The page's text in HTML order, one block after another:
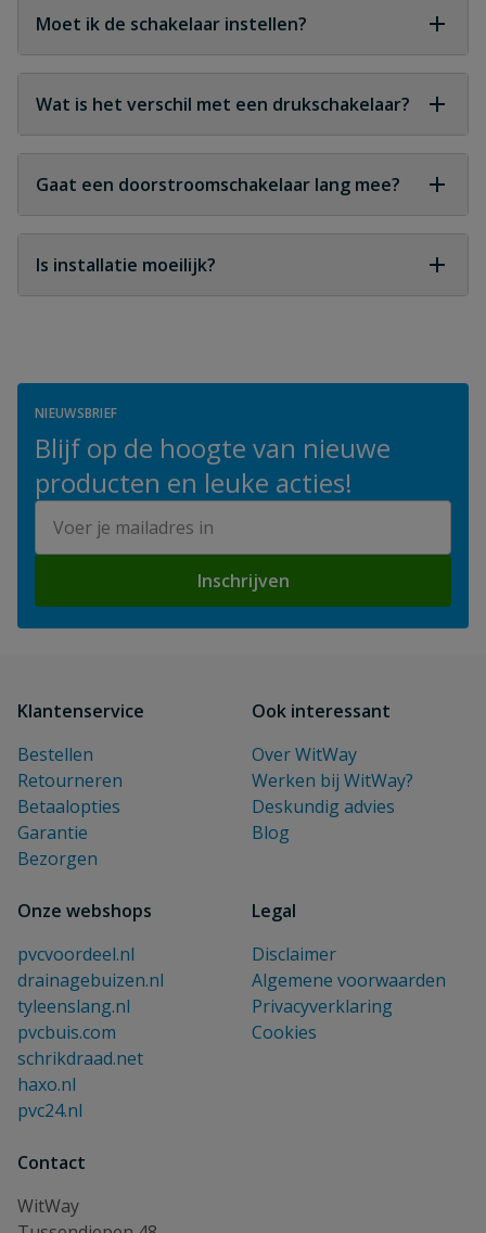
automatisch te starten en te stoppen.
Moet ik de schakelaar instellen?
De meeste schakelaars werken volledig
automatisch zonder extra instellingen.
Wat is het verschil met een drukschakelaar?
Een drukschakelaar reageert puur op druk, terwijl
een doorstroomschakelaar reageert op zowel
druk als daadwerkelijke waterdoorstroming.
Gaat een doorstroomschakelaar lang mee?
Ja, met regelmatige controle kunnen ze vele jaren
probleemloos functioneren.
Is installatie moeilijk?
NIEUWSBRIEF
Blijf op de hoogte van nieuwe
producten en leuke acties!
Inschrijven
Klantenservice
Bestellen
Retourneren
Betaalopties
Garantie
Bezorgen
Ook interessant
Over WitWay
Werken bij WitWay?
Deskundig advies
Blog
Onze webshops
pvcvoordeel.nl
drainagebuizen.nl
tyleenslang.nl
pvcbuis.com
schrikdraad.net
haxo.nl
pvc24.nl
Legal
Disclaimer
Algemene voorwaarden
Privacyverklaring
Cookies
Contact
WitWay